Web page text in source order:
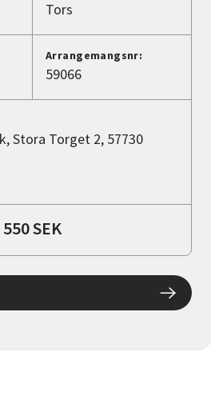
Tors
Arrangemangsnr:
59066
Stora Torget 2, 57730
550 SEK